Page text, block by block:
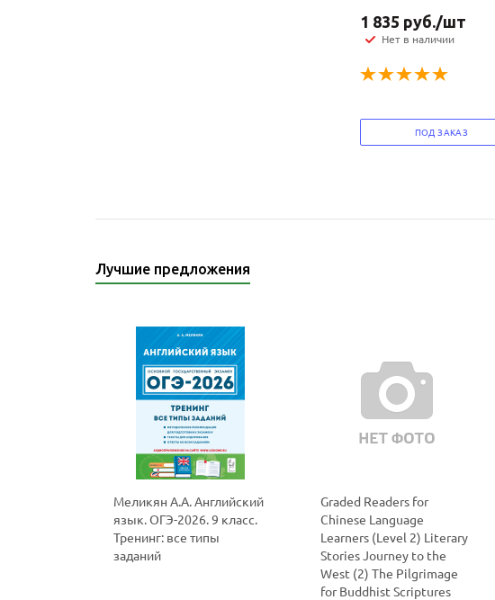
1 835 руб./шт
Нет в наличии
ПОД ЗАКАЗ
Лучшие предложения
Меликян А.А. Английский
язык. ОГЭ-2026. 9 класс.
Тренинг: все типы
заданий
Graded Readers for
Chinese Language
Learners (Level 2) Literary
Stories Journey to the
West (2) The Pilgrimage
for Buddhist Scriptures